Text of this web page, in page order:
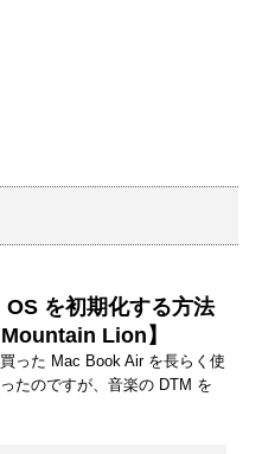
OS を初期化する方法
Mountain Lion】
った Mac Book Air を長らく使
たのですが、音楽の DTM を